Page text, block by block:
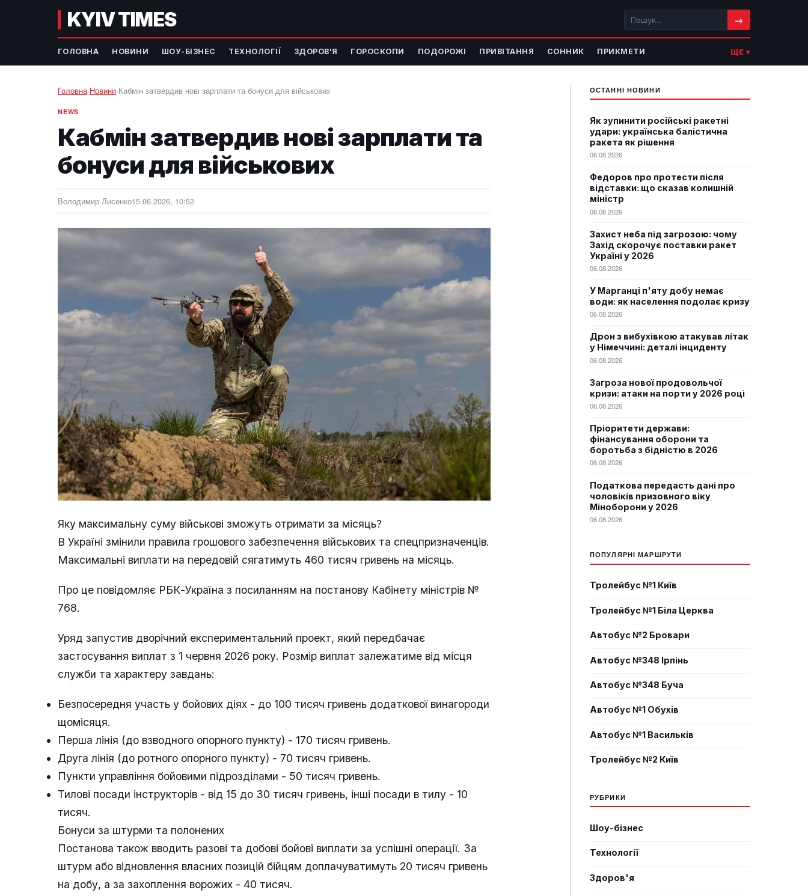
KYIV TIMES →
ГОЛОВНА НОВИНИ ШОУ-БІЗНЕС ТЕХНОЛОГІЇ ЗДОРОВ'Я ГОРОСКОПИ ПОДОРОЖІ ПРИВІТАННЯ СОННИК ПРИКМЕТИ ЩЕ ▾
Головна›Новини›Кабмін затвердив нові зарплати та бонуси для військових
NEWS
Кабмін затвердив нові зарплати та
бонуси для військових
Володимир Лисенко15.06.2026, 10:52
Яку максимальну суму військові зможуть отримати за місяць?
В Україні змінили правила грошового забезпечення військових та спецпризначенців.
Максимальні виплати на передовій сягатимуть 460 тисяч гривень на місяць.
Про це повідомляє РБК-Україна з посиланням на постанову Кабінету міністрів №
768.
Уряд запустив дворічний експериментальний проект, який передбачає
застосування виплат з 1 червня 2026 року. Розмір виплат залежатиме від місця
служби та характеру завдань:
Безпосередня участь у бойових діях - до 100 тисяч гривень додаткової винагороди
щомісяця.
Перша лінія (до взводного опорного пункту) - 170 тисяч гривень.
Друга лінія (до ротного опорного пункту) - 70 тисяч гривень.
Пункти управління бойовими підрозділами - 50 тисяч гривень.
Тилові посади інструкторів - від 15 до 30 тисяч гривень, інші посади в тилу - 10
тисяч.
Бонуси за штурми та полонених
Постанова також вводить разові та добові бойові виплати за успішні операції. За
штурм або відновлення власних позицій бійцям доплачуватимуть 20 тисяч гривень
на добу, а за захоплення ворожих - 40 тисяч.
ОСТАННІ НОВИНИ
Як зупинити російські ракетні
удари: українська балістична
ракета як рішення
06.08.2026
Федоров про протести після
відставки: що сказав колишній
міністр
06.08.2026
Захист неба під загрозою: чому
Захід скорочує поставки ракет
Україні у 2026
06.08.2026
У Марганці п'яту добу немає
води: як населення подолає кризу
06.08.2026
Дрон з вибухівкою атакував літак
у Німеччині: деталі інциденту
06.08.2026
Загроза нової продовольчої
кризи: атаки на порти у 2026 році
06.08.2026
Пріоритети держави:
фінансування оборони та
боротьба з бідністю в 2026
06.08.2026
Податкова передасть дані про
чоловіків призовного віку
Міноборони у 2026
06.08.2026
ПОПУЛЯРНІ МАРШРУТИ
Тролейбус №1 Київ
Тролейбус №1 Біла Церква
Автобус №2 Бровари
Автобус №348 Ірпінь
Автобус №348 Буча
Автобус №1 Обухів
Автобус №1 Васильків
Тролейбус №2 Київ
РУБРИКИ
Шоу-бізнес
Технології
Здоров'я